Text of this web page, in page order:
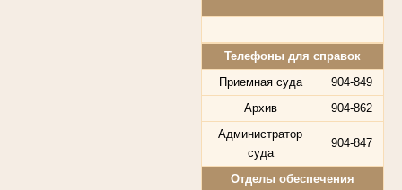
Телефоны для справок
Приемная суда
904-849
Архив
904-862
Администратор
суда
904-847
Отделы обеспечения